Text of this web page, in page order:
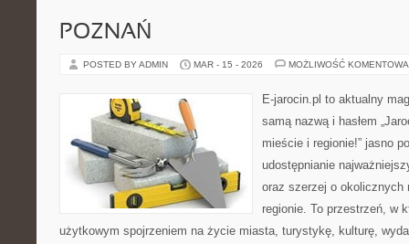
POZNAŃ
POSTED BY ADMIN MAR - 15 - 2026 MOŻLIWOŚĆ
E-jarocin.pl to aktualny
samą nazwą i hasłem
mieście i regionie!” jasno
udostępnianie
oraz szerzej o okolicznych
regionie. To przestrzeń, w
użytkowym spojrzeniem na życie miasta, turystykę, kulturę,